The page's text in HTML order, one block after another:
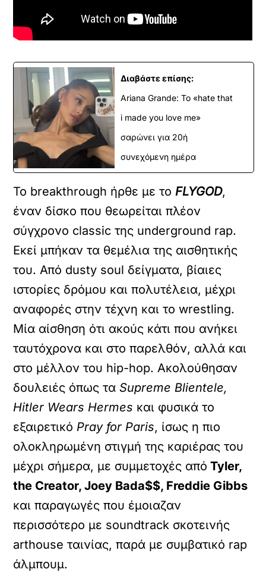
Διαβάστε επίσης:
Ariana Grande: Το «hate that
i made you love me»
σαρώνει για 20ή
συνεχόμενη ημέρα
Το breakthrough ήρθε με τοFLYGOD,
έναν δίσκο που θεωρείται πλέον
σύγχρονο classic της underground rap.
Εκεί μπήκαν τα θεμέλια της αισθητικής
του. Από dusty soul δείγματα, βίαιες
ιστορίες δρόμου και πολυτέλεια, μέχρι
αναφορές στην τέχνη και το wrestling.
Μία αίσθηση ότι ακούς κάτι που ανήκει
ταυτόχρονα και στο παρελθόν, αλλά και
στο μέλλον του hip-hop. Ακολούθησαν
δουλειές όπως ταSupreme Blientele,
Hitler Wears Hermes και φυσικά το
εξαιρετικό Pray for Paris, ίσως η πιο
ολοκληρωμένη στιγμή της καριέρας του
μέχρι σήμερα, με συμμετοχές από Tyler,
the Creator, Joey Bada$$, Freddie Gibbs
και παραγωγές που έμοιαζαν
περισσότερο με soundtrack σκοτεινής
arthouse ταινίας, παρά με συμβατικό rap
άλμπουμ.